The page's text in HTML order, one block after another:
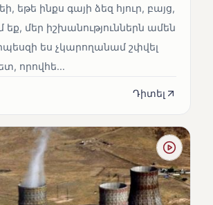
եթե ինքս գայի ձեզ հյուր, բայց,
եք, մեր իշխանություններն ամեն
ես չկարողանամ շփվել
որովհե...
Դիտել